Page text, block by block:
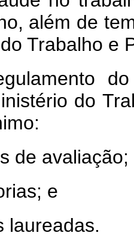
além de
Trabalho e
do
do
de avaliação;
e
laureadas.